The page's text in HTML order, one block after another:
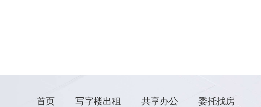
首页 写字楼出租 共享办公 委托找房